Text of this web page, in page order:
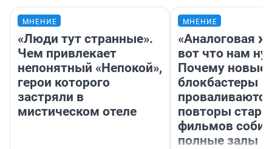
МНЕНИЕ
«Люди тут странные».
Чем привлекает
непонятный «Непокой»,
герои которого
застряли в
мистическом отеле
МНЕНИЕ
«Аналоговая
вот что нам
Почему новые
блокбастеры
повторы
фильмов
полные залы